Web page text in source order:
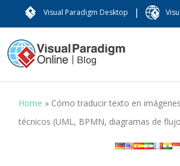
Visual Paradigm Desktop |
Home » Cómo traducir texto en
técnicos (UML, BPMN, diagramas de